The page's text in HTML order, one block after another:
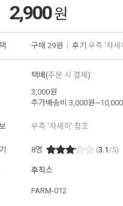
2,900원
구매 29원 | 후기 우측 '자세
택배(주문 시 결제 )
3,000원
추가배송비 3,000원
우측 '자세히' 참조
8명 (3.1/5)
후직스
FARM-012